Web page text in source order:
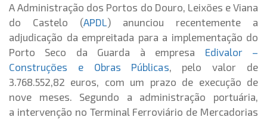
A Administração dos Portos do Douro, Leixões e Viana
do Castelo (APDL) anunciou recentemente a
adjudicação da empreitada para a implementação do
Porto Seco da Guarda à empresa Edivalor –
Construções e Obras Públicas, pelo valor de
3.768.552,82 euros, com um prazo de execução de
nove meses. Segundo a administração portuária,
a intervenção no Terminal Ferroviário de Mercadorias